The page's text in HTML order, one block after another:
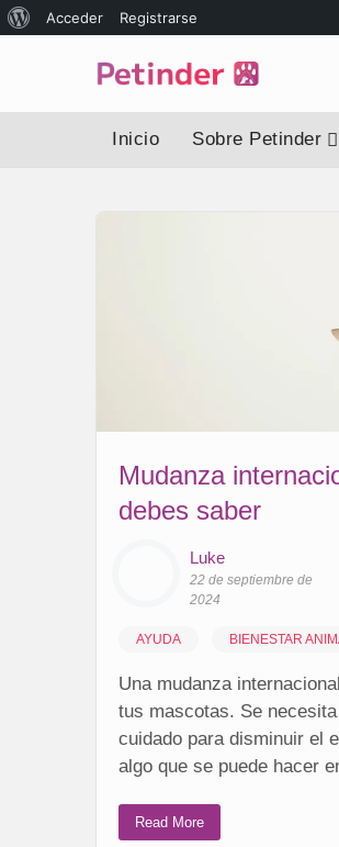
Acceder Registrarse
Inicio Sobre Petinder
Mudanza
debes saber
Luke
22 de septiembre de
2024
AYUDA BIENESTAR
Una mudanza
tus mascotas. Se
cuidado para disminuir el
algo que se puede hacer
Read More